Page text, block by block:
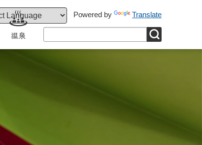
Powered by Translate